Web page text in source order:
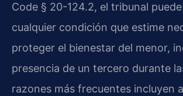
Code § 20-124.2, el tribunal
cualquier condición que estime
proteger el bienestar del menor,
presencia de un tercero durante
razones más frecuentes incluyen